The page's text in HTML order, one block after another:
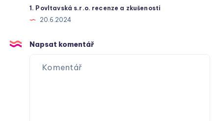
1. Povltavská s.r.o. recenze a zkušenosti
20.6.2024
Napsat komentář